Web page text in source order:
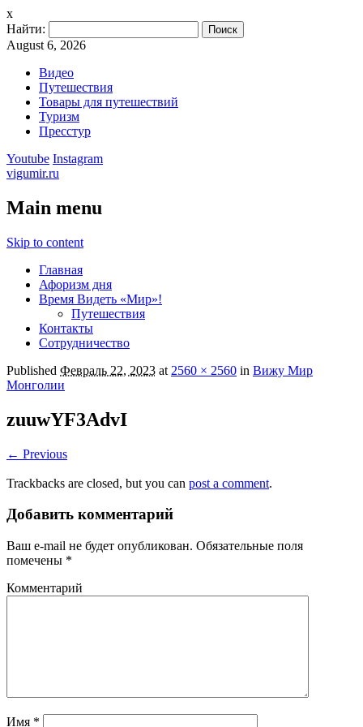
x
Найти:
August 6, 2026
Видео
Путешествия
Товары для путешествий
Туризм
Пресстур
Youtube Instagram
vigumir.ru
Main menu
Skip to content
Главная
Афоризм дня
Время Видеть «Мир»!
Путешествия
Контакты
Сотрудничество
Published Февраль 22, 2023 at 2560 × 2560 in Вижу Мир
Монголии
zuuwYF3AdvI
← Previous
Trackbacks are closed, but you can post a comment.
Добавить комментарий
Ваш e-mail не будет опубликован. Обязательные поля
помечены *
Комментарий
Имя *